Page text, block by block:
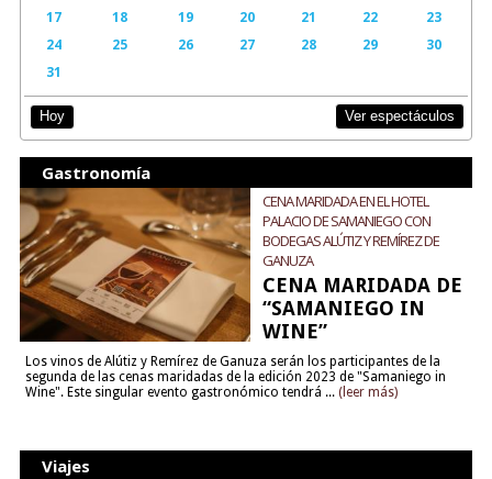
17
18 19 20 21 22
23
24
25 26 27 28 29
30
31
Hoy Ver espectáculos
Gastronomía
CENA MARIDADA EN EL HOTEL
PALACIO DE SAMANIEGO CON
BODEGAS ALÚTIZ Y REMÍREZ DE
GANUZA
CENA MARIDADA DE
“SAMANIEGO IN
WINE”
Los vinos de Alútiz y Remírez de Ganuza serán los participantes de la
segunda de las cenas maridadas de la edición 2023 de "Samaniego in
Wine". Este singular evento gastronómico tendrá ... (leer más)
Viajes